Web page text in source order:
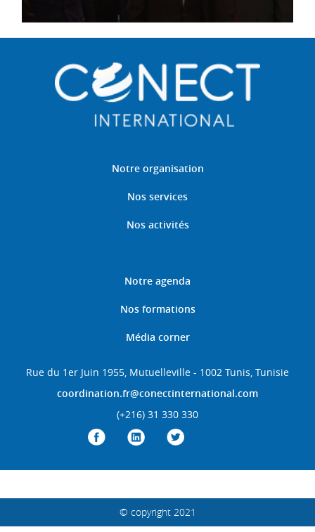
Notre organisation
Nos services
Nos activités
Notre agenda
Nos formations
Média corner
Rue du 1er Juin 1955, Mutuelleville - 1002 Tunis, Tunisie
coordination.fr@conectinternational.com
(+216) 31 330 330
© copyright 2021